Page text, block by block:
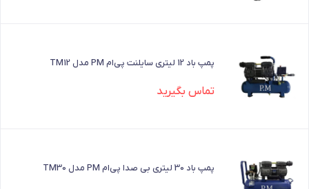
پمپ باد 12 لیتری سایلنت پی‌ام PM مدل TM12
تماس بگیرید
پمپ باد 30 لیتری بی صدا پی‌ام PM مدل TM30